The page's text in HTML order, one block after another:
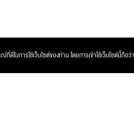
ในการใช้เว็บไซต์ของท่าน โดยการเข้าใช้เว็บไซต์นี้ถือ